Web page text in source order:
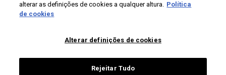
alterar as definições de cookies a qualquer altura. Política
de cookies
Alterar definições de cookies
Rejeitar Tudo